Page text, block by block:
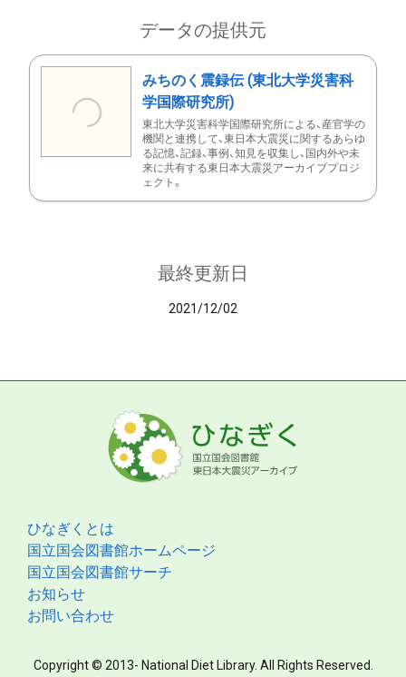
データの提供元
みちのく震録伝 (東北大学災害科
学国際研究所)
東北大学災害科学国際研究所による、産官学の
機関と連携して、東日本大震災に関するあらゆ
る記憶、記録、事例、知見を収集し、国内外や未
来に共有する東日本大震災アーカイブプロジ
ェクト。
最終更新日
2021/12/02
ひなぎくとは
国立国会図書館ホームページ
国立国会図書館サーチ
お知らせ
お問い合わせ
Copyright © 2013- National Diet Library. All Rights Reserved.